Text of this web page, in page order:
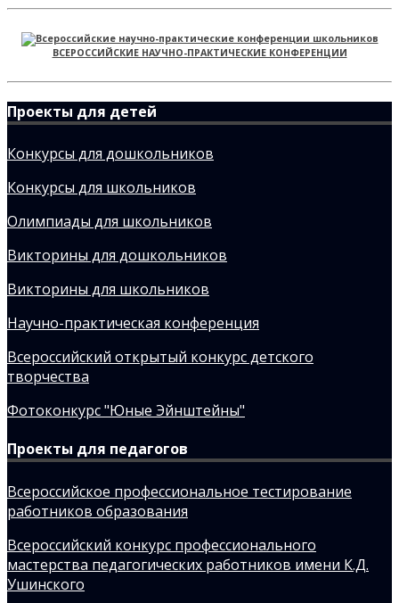
ВСЕРОССИЙСКИЕ НАУЧНО-ПРАКТИЧЕСКИЕ КОНФЕРЕНЦИИ
Проекты для детей
Конкурсы для дошкольников
Конкурсы для школьников
Олимпиады для школьников
Викторины для дошкольников
Викторины для школьников
Научно-практическая конференция
Всероссийский открытый конкурс детского
творчества
Фотоконкурс "Юные Эйнштейны"
Проекты для педагогов
Всероссийское профессиональное тестирование
работников образования
Всероссийский конкурс профессионального
мастерства педагогических работников имени К.Д.
Ушинского